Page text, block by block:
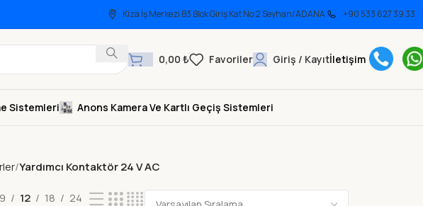
Kiza İş Merkezi B3 Blok Giriş Kat No:2 Seyhan/ADANA +90 533 627 39 33
0,00 ₺ Giriş / Kayıtİletişim
Sistemleri Anons Kamera Ve Kartlı Geçiş Sistemleri
Yardımcı Kontaktör 24 V AC
9 12 18 24